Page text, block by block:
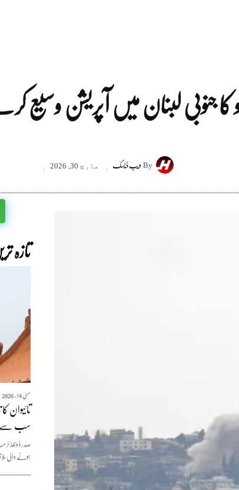
لبنان میں آپریشن وسیع
Byویب ڈیسک مارچ 30, 2026
تازہ
مئی 14, 2026
سب سے
صدر ڈونلڈ
ہونے